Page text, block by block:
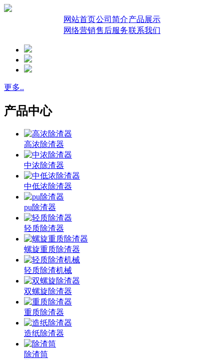
网站首页公司简介产品展示
网络营销售后服务联系我们
更多..
产品中心
高浓除渣器
中浓除渣器
中低浓除渣器
pu除渣器
轻质除渣器
螺旋重质除渣器
轻质除渣机械
双螺旋除渣器
重质除渣器
造纸除渣器
除渣筒